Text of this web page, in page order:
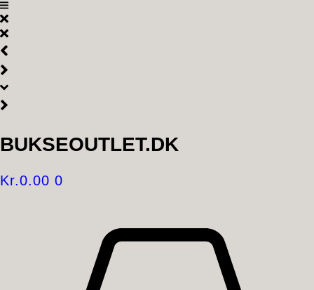
Videre
til
indhold
BUKSEOUTLET.DK
Kr.0.00 0